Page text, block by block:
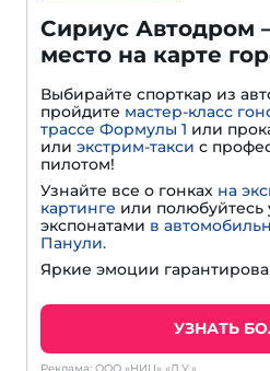
Сириус Автодром
место на карте
Выбирайте спорткар из
пройдите мастер-класс
трассе Формулы 1 или
или экстрим-такси с
пилотом!
Узнайте все о гонках на
картинге или
экспонатами в
Панули.
Яркие эмоции
УЗНАТЬ
Реклама: ООО «НИЦ» «Д.У.»